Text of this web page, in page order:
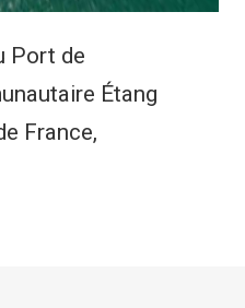
Port de
Étang
France,